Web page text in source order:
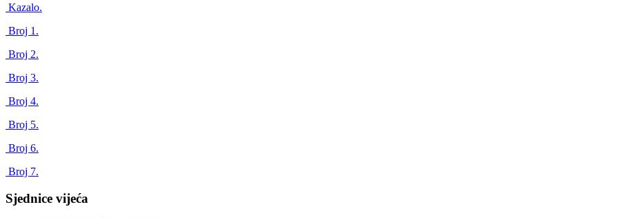
Kazalo.
Broj 1.
Broj 2.
Broj 3.
Broj 4.
Broj 5.
Broj 6.
Broj 7.
Sjednice vijeća